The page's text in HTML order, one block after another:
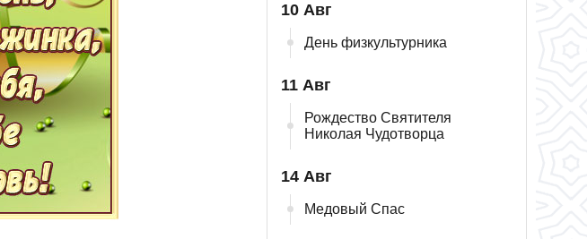
10 Авг
День физкультурника
11 Авг
Рождество Святителя
Николая Чудотворца
14 Авг
Медовый Спас